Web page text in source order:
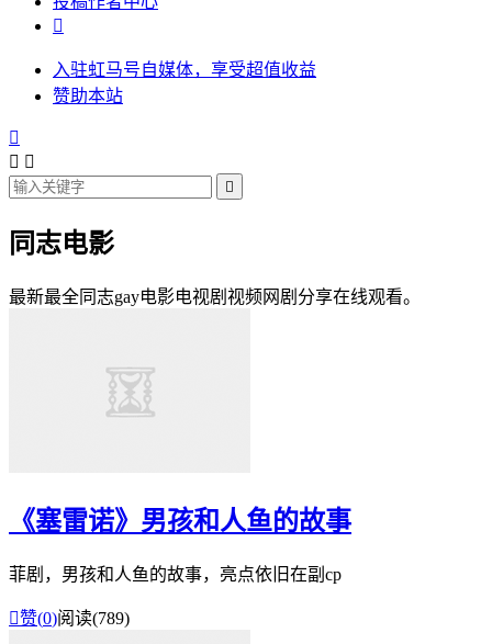

入驻虹马号自媒体，享受超值收益
赞助本站

 

同志电影
最新最全同志gay电影电视剧视频网剧分享在线观看。
《塞雷诺》男孩和人鱼的故事
菲剧，男孩和人鱼的故事，亮点依旧在副cp
赞(0)阅读(789)